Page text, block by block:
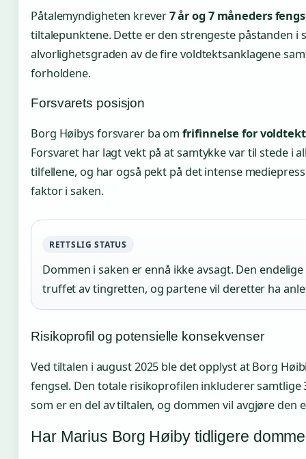
Påtalemyndigheten krever7 år og 7 måneders
tiltalepunktene. Dette er den strengeste påstanden i
alvorlighetsgraden av de fire voldtektsanklagene
forholdene.
Forsvarets posisjon
Borg Høibys forsvarer ba omfrifinnelse for
Forsvaret har lagt vekt på at samtykke var til stede i
tilfellene, og har også pekt på det intense
faktor i saken.
RETTSLIG STATUS
Dommen i saken er ennå ikke avsagt. Den
truffet av tingretten, og partene vil deretter ha
Risikoprofil og potensielle konsekvenser
Ved tiltalen i august 2025 ble det opplyst at Borg
fengsel. Den totale risikoprofilen inkluderer samtlige
som er en del av tiltalen, og dommen vil avgjøre den
Har Marius Borg Høiby tidligere